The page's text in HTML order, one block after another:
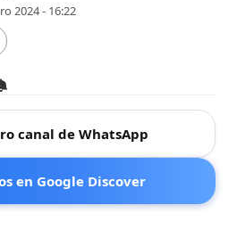
2024 - 16:22
canal de WhatsApp
en Google Discover